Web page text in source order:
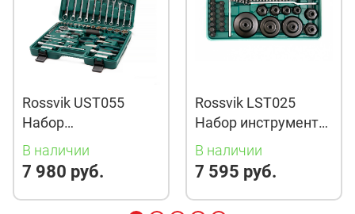
Rossvik UST055
Набор
универсальный
ROSSVIK, 55
предметов
В наличии
7 980 руб.
Rossvik LST025
Набор инструмента
ROSSVIK
(фильтросьемники),
ложемент, 25
предметов
В наличии
7 595 руб.